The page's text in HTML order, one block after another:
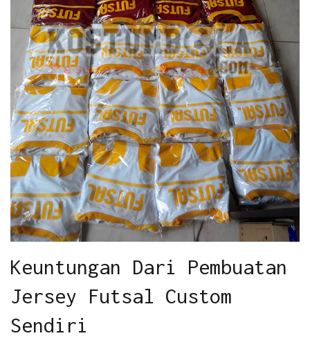
Keuntungan Dari Pembuatan
Jersey Futsal Custom
Sendiri